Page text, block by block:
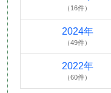
（16件）
2024年
（49件）
2022年
（60件）